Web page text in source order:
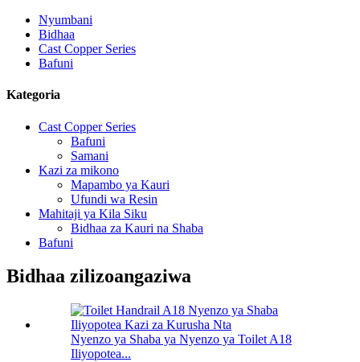
Nyumbani
Bidhaa
Cast Copper Series
Bafuni
Kategoria
Cast Copper Series
Bafuni
Samani
Kazi za mikono
Mapambo ya Kauri
Ufundi wa Resin
Mahitaji ya Kila Siku
Bidhaa za Kauri na Shaba
Bafuni
Bidhaa zilizoangaziwa
Nyenzo ya Shaba ya Nyenzo ya Toilet A18
Iliyopotea...